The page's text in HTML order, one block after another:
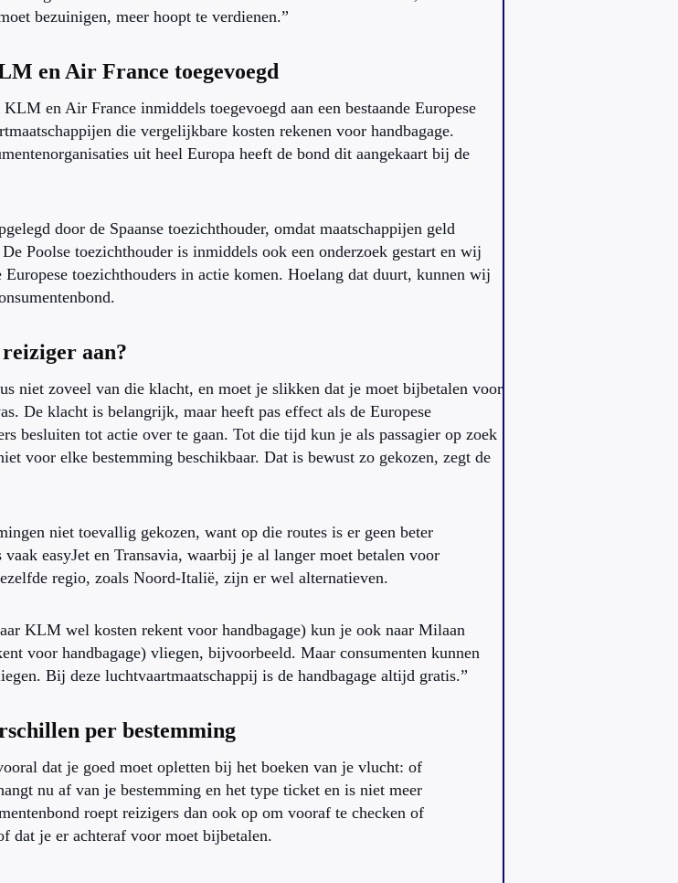
bezuinigen, meer hoopt te verdienen.”
en Air France toegevoegd
en Air France inmiddels toegevoegd aan een bestaande Europese
die vergelijkbare kosten rekenen voor handbagage.
uit heel Europa heeft de bond dit aangekaart bij de
door de Spaanse toezichthouder, omdat maatschappijen geld
Poolse toezichthouder is inmiddels ook een onderzoek gestart en wij
toezichthouders in actie komen. Hoelang dat duurt, kunnen wij
aan?
niet zoveel van die klacht, en moet je slikken dat je moet bijbetalen voor
De klacht is belangrijk, maar heeft pas effect als de Europese
besluiten tot actie over te gaan. Tot die tijd kun je als passagier op zoek
voor elke bestemming beschikbaar. Dat is bewust zo gekozen, zegt de
niet toevallig gekozen, want op die routes is er geen beter
easyJet en Transavia, waarbij je al langer moet betalen voor
regio, zoals Noord-Italië, zijn er wel alternatieven.
KLM wel kosten rekent voor handbagage) kun je ook naar Milaan
voor handbagage) vliegen, bijvoorbeeld. Maar consumenten kunnen
Bij deze luchtvaartmaatschappij is de handbagage altijd gratis.”
per bestemming
dat je goed moet opletten bij het boeken van je vlucht: of
nu af van je bestemming en het type ticket en is niet meer
roept reizigers dan ook op om vooraf te checken of
dat je er achteraf voor moet bijbetalen.